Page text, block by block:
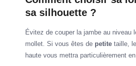
sa silhouette ?
Évitez de couper la jambe au niveau
mollet. Si vous êtes de petite taille,
haute vous mettra particulièrement